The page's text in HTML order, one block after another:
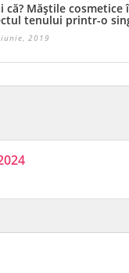
că? Măștile cosmetice
tenului printr-o
2019